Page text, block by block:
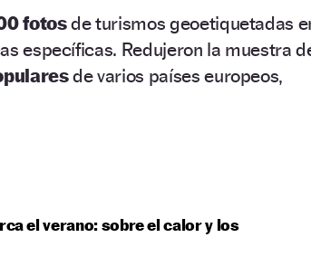
fotosde turismos geoetiquetadas
específicas. Redujeron la muestra
de varios países europeos,
el verano: sobre el calor y los